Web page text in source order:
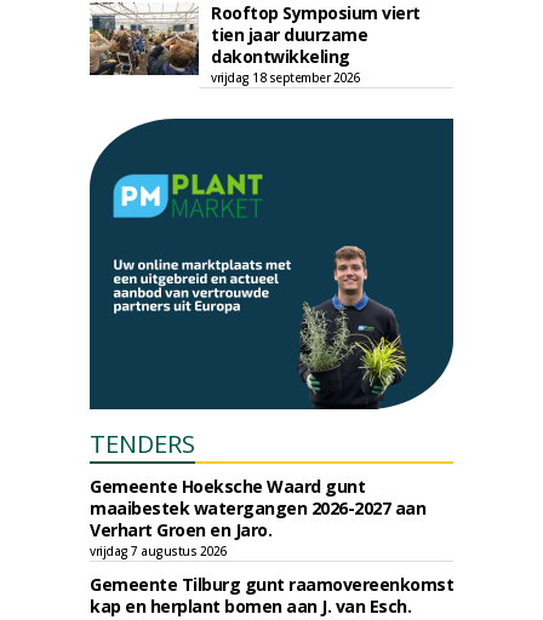
Rooftop Symposium viert
tien jaar duurzame
dakontwikkeling
vrijdag 18 september 2026
TENDERS
Gemeente Hoeksche Waard gunt
maaibestek watergangen 2026-2027 aan
Verhart Groen en Jaro.
vrijdag 7 augustus 2026
Gemeente Tilburg gunt raamovereenkomst
kap en herplant bomen aan J. van Esch.